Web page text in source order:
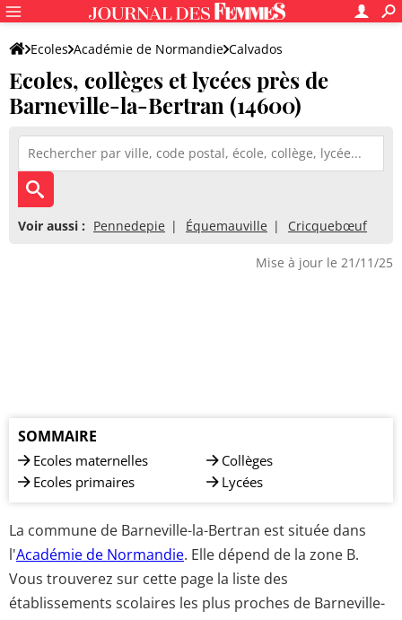
Ecoles Académie de Normandie Calvados
Ecoles, collèges et lycées près de
Barneville-la-Bertran (14600)
Voir aussi : Pennedepie Équemauville Cricquebœuf
Mise à jour le 21/11/25
SOMMAIRE
Ecoles maternelles
Ecoles primaires
Collèges
Lycées
La commune de Barneville-la-Bertran est située dans
l'Académie de Normandie. Elle dépend de la zone B.
Vous trouverez sur cette page la liste des
établissements scolaires les plus proches de Barneville-